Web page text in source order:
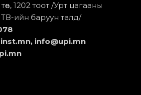
1202 тоот /Урт цагааны
ийн баруун талд/
, info@upi.mn